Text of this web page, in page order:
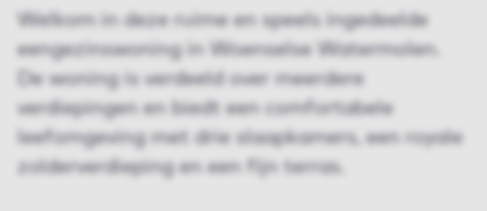
Welkom in deze ruime en speels ingedeelde
eengezinswoning in Woenselse Watermolen.
De woning is verdeeld over meerdere
verdiepingen en biedt een comfortabele
leefomgeving met drie slaapkamers, een royale
zolderverdieping en een fijn terras.